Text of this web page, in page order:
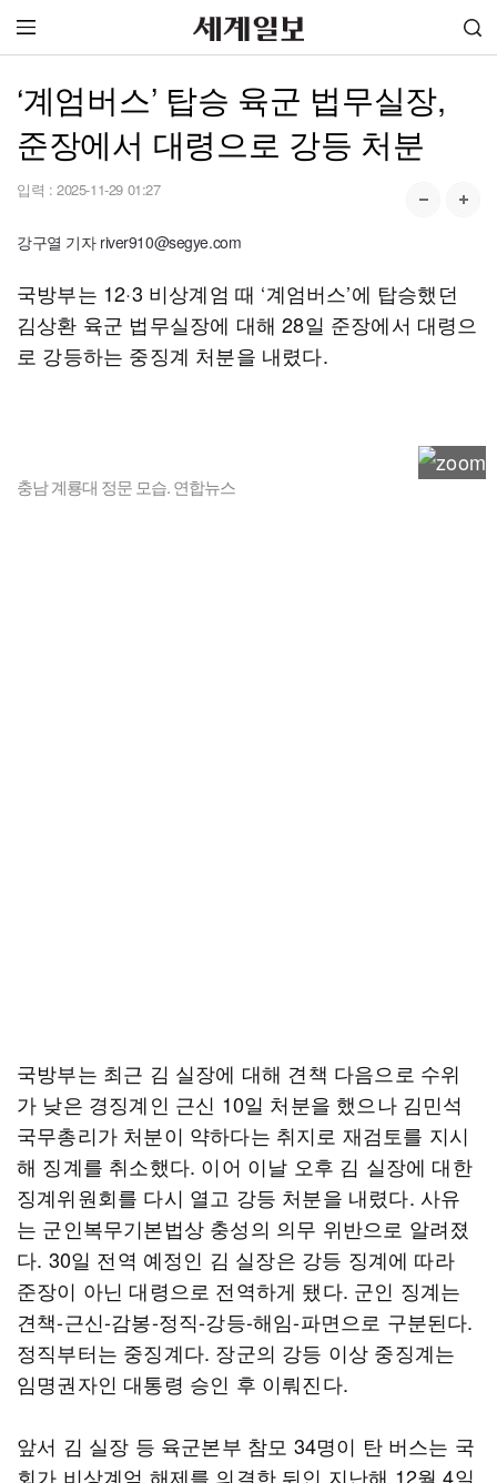
‘계엄버스’ 탑승 육군 법무실장,
준장에서 대령으로 강등 처분
입력 : 2025-11-29 01:27
강구열 기자 river910@segye.com
국방부는 12·3 비상계엄 때 ‘계엄버스’에 탑승했던
김상환 육군 법무실장에 대해 28일 준장에서 대령으
로 강등하는 중징계 처분을 내렸다.
충남 계룡대 정문 모습. 연합뉴스
국방부는 최근 김 실장에 대해 견책 다음으로 수위
가 낮은 경징계인 근신 10일 처분을 했으나 김민석
국무총리가 처분이 약하다는 취지로 재검토를 지시
해 징계를 취소했다. 이어 이날 오후 김 실장에 대한
징계위원회를 다시 열고 강등 처분을 내렸다. 사유
는 군인복무기본법상 충성의 의무 위반으로 알려졌
다. 30일 전역 예정인 김 실장은 강등 징계에 따라
준장이 아닌 대령으로 전역하게 됐다. 군인 징계는
견책-근신-감봉-정직-강등-해임-파면으로 구분된다.
정직부터는 중징계다. 장군의 강등 이상 중징계는
임명권자인 대통령 승인 후 이뤄진다.
앞서 김 실장 등 육군본부 참모 34명이 탄 버스는 국
회가 비상계엄 해제를 의결한 뒤인 지난해 12월 4일